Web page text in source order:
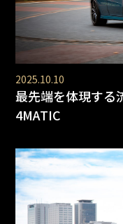
2025.10.10
最先端を体現する
4MATIC